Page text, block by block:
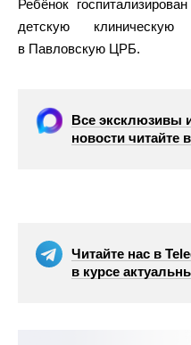
Ребёнок
детскую
в Павловскую ЦРБ.
Все эксклюзивы
новости
Читайте нас в
в курсе